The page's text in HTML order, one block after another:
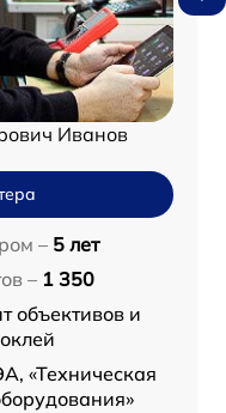
Иванов
– 5 лет
– 1 350
объективов и
«Техническая